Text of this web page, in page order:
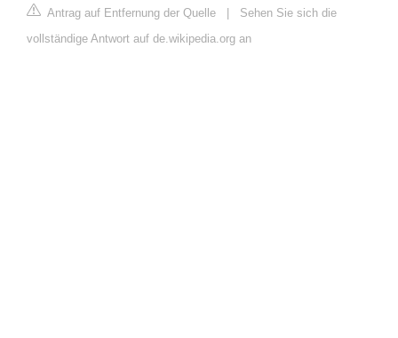
Antrag auf Entfernung der Quelle | Sehen Sie sich die
vollständige Antwort auf de.wikipedia.org an